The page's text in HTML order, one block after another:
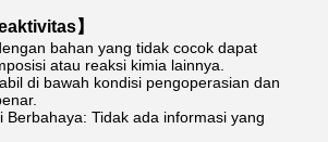
】
bahan yang tidak cocok dapat
atau reaksi kimia lainnya.
di bawah kondisi pengoperasian dan
Berbahaya: Tidak ada informasi yang